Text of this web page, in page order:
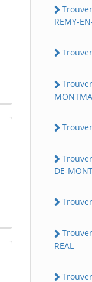
REMY-
DE-
REAL